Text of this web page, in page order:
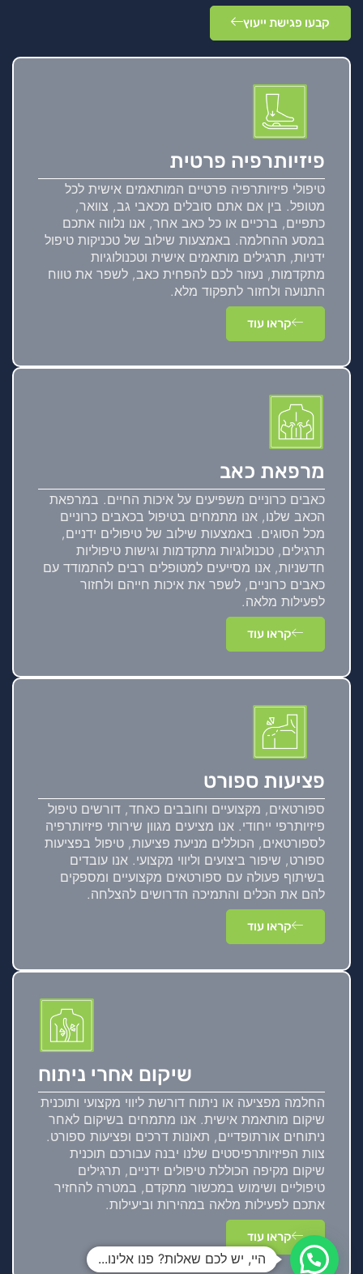
קבעו פגישת ייעוץ
פיזיותרפיה פרטית
טיפולי פיזיותרפיה פרטיים המותאמים אישית לכל
מטופל. בין אם אתם סובלים מכאבי גב, צוואר,
כתפיים, ברכיים או כל כאב אחר, אנו נלווה אתכם
במסע ההחלמה. באמצעות שילוב של טכניקות טיפול
ידניות, תרגילים מותאמים אישית וטכנולוגיות
מתקדמות, נעזור לכם להפחית כאב, לשפר את טווח
התנועה ולחזור לתפקוד מלא.
קראו עוד
מרפאת כאב
כאבים כרוניים משפיעים על איכות החיים. במרפאת
הכאב שלנו, אנו מתמחים בטיפול בכאבים כרוניים
מכל הסוגים. באמצעות שילוב של טיפולים ידניים,
תרגילים, טכנולוגיות מתקדמות וגישות טיפוליות
חדשניות, אנו מסייעים למטופלים רבים להתמודד עם
כאבים כרוניים, לשפר את איכות חייהם ולחזור
לפעילות מלאה.
קראו עוד
פציעות ספורט
ספורטאים, מקצועיים וחובבים כאחד, דורשים טיפול
פיזיותרפי ייחודי. אנו מציעים מגוון שירותי פיזיותרפיה
לספורטאים, הכוללים מניעת פציעות, טיפול בפציעות
ספורט, שיפור ביצועים וליווי מקצועי. אנו עובדים
בשיתוף פעולה עם ספורטאים מקצועיים ומספקים
להם את הכלים והתמיכה הדרושים להצלחה.
קראו עוד
שיקום אחרי ניתוח
החלמה מפציעה או ניתוח דורשת ליווי מקצועי ותוכנית
שיקום מותאמת אישית. אנו מתמחים בשיקום לאחר
ניתוחים אורתופדיים, תאונות דרכים ופציעות ספורט.
צוות הפיזיותרפיסטים שלנו יבנה עבורכם תוכנית
שיקום מקיפה הכוללת טיפולים ידניים, תרגילים
טיפוליים ושימוש במכשור מתקדם, במטרה להחזיר
אתכם לפעילות מלאה במהירות וביעילות.
קראו עוד
היי, יש לכם שאלות? פנו אלינו...